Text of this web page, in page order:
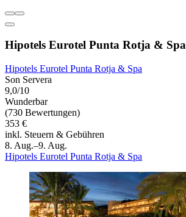
Hipotels Eurotel Punta Rotja & Spa
Hipotels Eurotel Punta Rotja & Spa
Son Servera
9,0/10
Wunderbar
(730 Bewertungen)
353 €
inkl. Steuern & Gebühren
8. Aug.–9. Aug.
Hipotels Eurotel Punta Rotja & Spa